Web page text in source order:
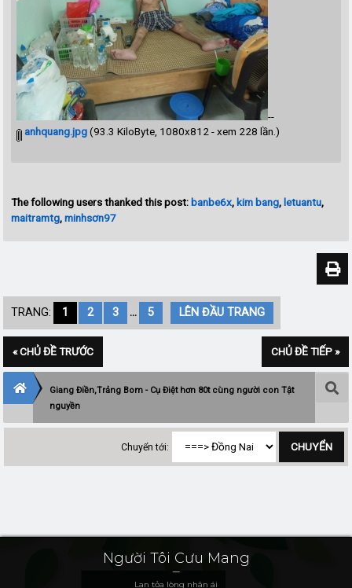
--
anhquang.jpg(93.3 KiloByte, 1080x812 - xem 228 lần.)
The following users thanked this post: banbe6x, kim bang, letuantu,
maitramtg,minhsơn97
TRANG: 1 2 3 ... 5 LÊN ĐẦU TRANG
« CHỦ ĐỀ TRƯỚC CHỦ ĐỀ TIẾP »
Giang Điền,Trảng Bom - Cụ Điệt hơn 80t cùng người con Tật
nguyền
Chuyển tới:
Người Tôi Cưu Mang
Lan tỏa lòng nhân ái